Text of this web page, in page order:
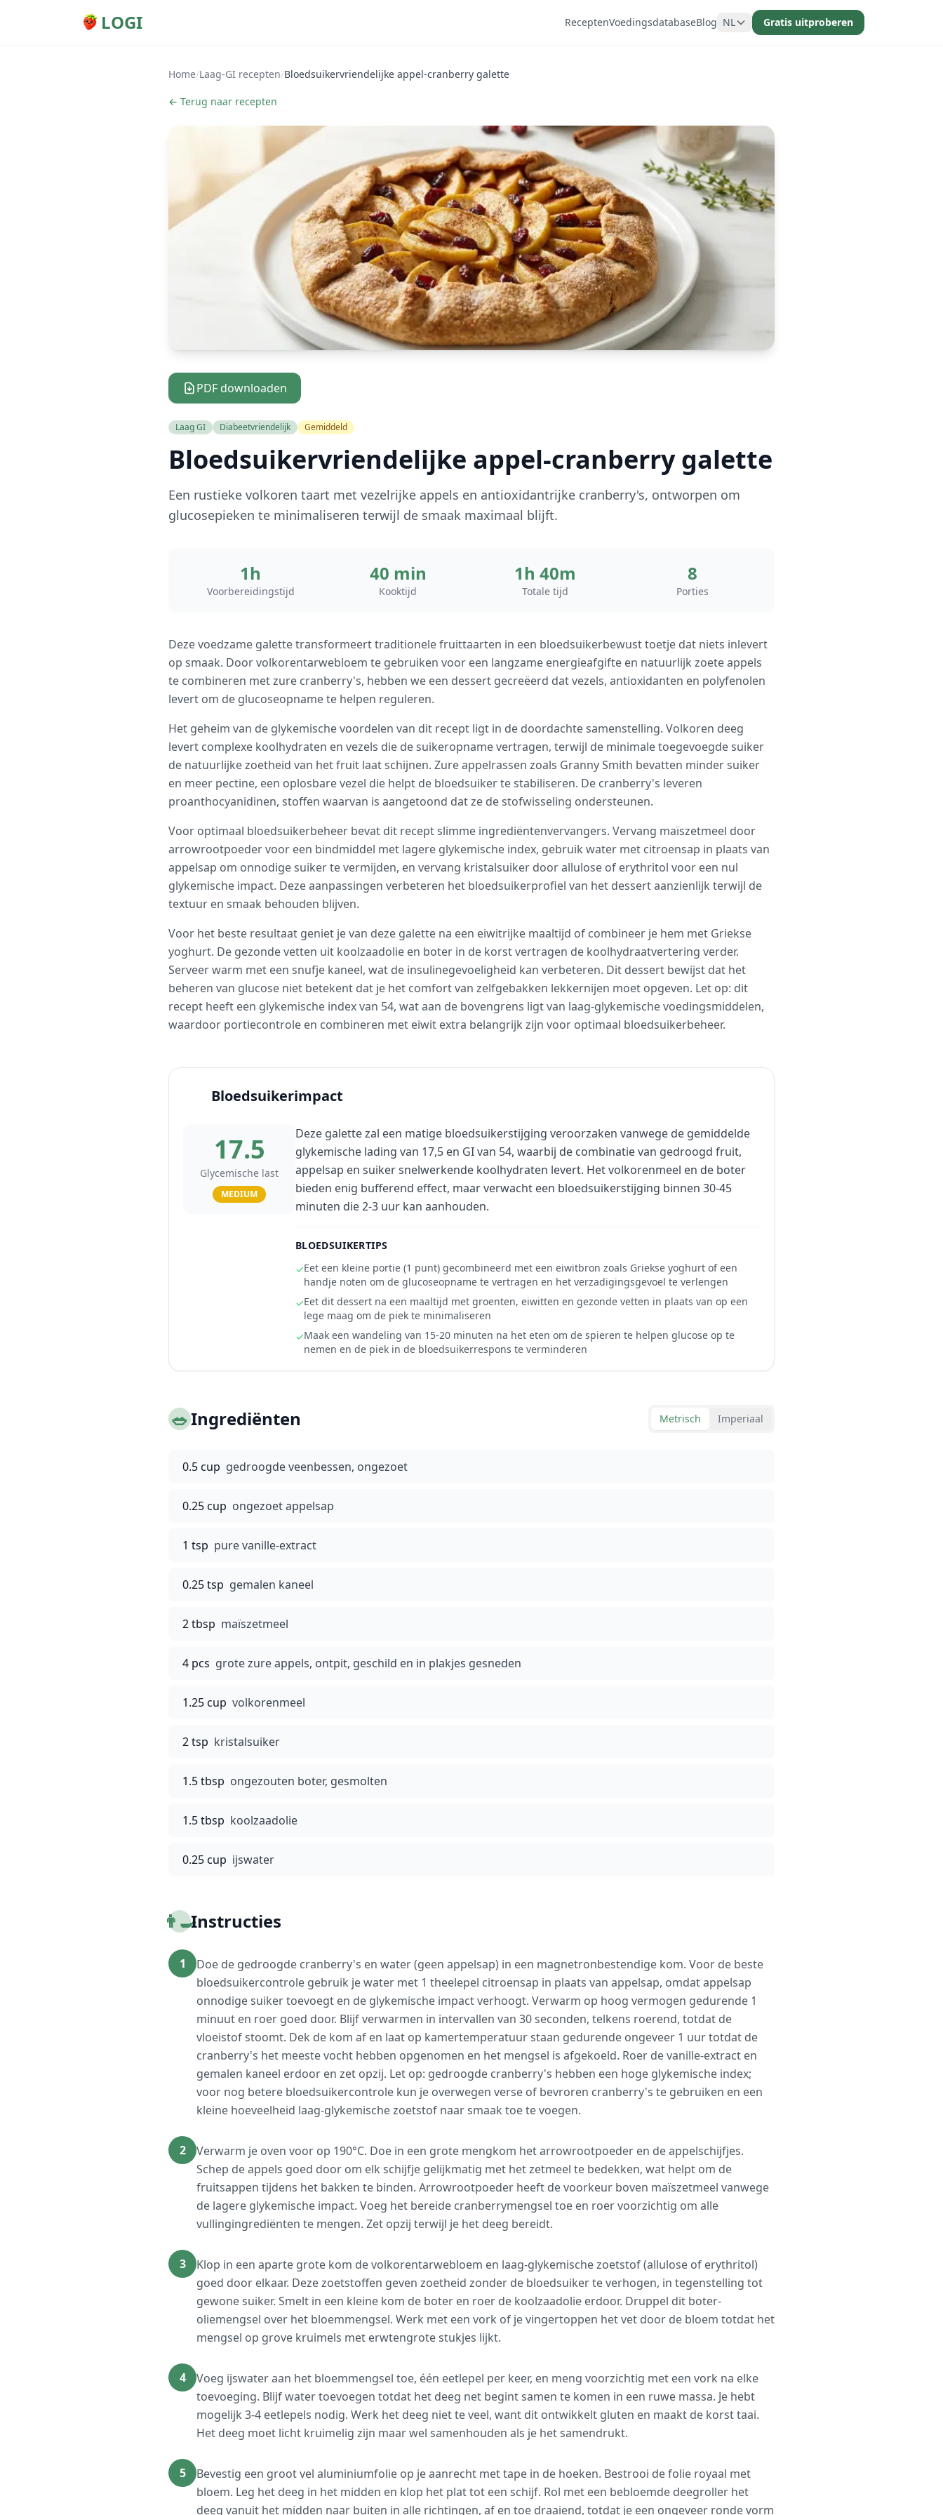
LOGI ReceptenVoedingsdatabaseBlog NL Gratis uitproberen
Home/Laag-GI recepten/Bloedsuikervriendelijke appel-cranberry galette
← Terug naar recepten
PDF downloaden
Laag GI Diabeetvriendelijk Gemiddeld
Bloedsuikervriendelijke appel-cranberry galette
Een rustieke volkoren taart met vezelrijke appels en antioxidantrijke cranberry's, ontworpen om
glucosepieken te minimaliseren terwijl de smaak maximaal blijft.
1h
Voorbereidingstijd
40 min
Kooktijd
1h 40m
Totale tijd
8
Porties
Deze voedzame galette transformeert traditionele fruittaarten in een bloedsuikerbewust toetje dat niets inlevert
op smaak. Door volkorentarwebloem te gebruiken voor een langzame energieafgifte en natuurlijk zoete appels
te combineren met zure cranberry's, hebben we een dessert gecreëerd dat vezels, antioxidanten en polyfenolen
levert om de glucoseopname te helpen reguleren.
Het geheim van de glykemische voordelen van dit recept ligt in de doordachte samenstelling. Volkoren deeg
levert complexe koolhydraten en vezels die de suikeropname vertragen, terwijl de minimale toegevoegde suiker
de natuurlijke zoetheid van het fruit laat schijnen. Zure appelrassen zoals Granny Smith bevatten minder suiker
en meer pectine, een oplosbare vezel die helpt de bloedsuiker te stabiliseren. De cranberry's leveren
proanthocyanidinen, stoffen waarvan is aangetoond dat ze de stofwisseling ondersteunen.
Voor optimaal bloedsuikerbeheer bevat dit recept slimme ingrediëntenvervangers. Vervang maïszetmeel door
arrowrootpoeder voor een bindmiddel met lagere glykemische index, gebruik water met citroensap in plaats van
appelsap om onnodige suiker te vermijden, en vervang kristalsuiker door allulose of erythritol voor een nul
glykemische impact. Deze aanpassingen verbeteren het bloedsuikerprofiel van het dessert aanzienlijk terwijl de
textuur en smaak behouden blijven.
Voor het beste resultaat geniet je van deze galette na een eiwitrijke maaltijd of combineer je hem met Griekse
yoghurt. De gezonde vetten uit koolzaadolie en boter in de korst vertragen de koolhydraatvertering verder.
Serveer warm met een snufje kaneel, wat de insulinegevoeligheid kan verbeteren. Dit dessert bewijst dat het
beheren van glucose niet betekent dat je het comfort van zelfgebakken lekkernijen moet opgeven. Let op: dit
recept heeft een glykemische index van 54, wat aan de bovengrens ligt van laag-glykemische voedingsmiddelen,
waardoor portiecontrole en combineren met eiwit extra belangrijk zijn voor optimaal bloedsuikerbeheer.
Bloedsuikerimpact
17.5
Glycemische last
MEDIUM
Deze galette zal een matige bloedsuikerstijging veroorzaken vanwege de gemiddelde
glykemische lading van 17,5 en GI van 54, waarbij de combinatie van gedroogd fruit,
appelsap en suiker snelwerkende koolhydraten levert. Het volkorenmeel en de boter
bieden enig bufferend effect, maar verwacht een bloedsuikerstijging binnen 30-45
minuten die 2-3 uur kan aanhouden.
BLOEDSUIKERTIPS
✓Eet een kleine portie (1 punt) gecombineerd met een eiwitbron zoals Griekse yoghurt of een
handje noten om de glucoseopname te vertragen en het verzadigingsgevoel te verlengen
✓Eet dit dessert na een maaltijd met groenten, eiwitten en gezonde vetten in plaats van op een
lege maag om de piek te minimaliseren
✓Maak een wandeling van 15-20 minuten na het eten om de spieren te helpen glucose op te
nemen en de piek in de bloedsuikerrespons te verminderen
🥗Ingrediënten Metrisch Imperiaal
0.5 cup gedroogde veenbessen, ongezoet
0.25 cup ongezoet appelsap
1 tsp pure vanille-extract
0.25 tsp gemalen kaneel
2 tbsp maïszetmeel
4 pcs grote zure appels, ontpit, geschild en in plakjes gesneden
1.25 cup volkorenmeel
2 tsp kristalsuiker
1.5 tbsp ongezouten boter, gesmolten
1.5 tbsp koolzaadolie
0.25 cup ijswater
👨‍🍳Instructies
1
Doe de gedroogde cranberry's en water (geen appelsap) in een magnetronbestendige kom. Voor de beste
bloedsuikercontrole gebruik je water met 1 theelepel citroensap in plaats van appelsap, omdat appelsap
onnodige suiker toevoegt en de glykemische impact verhoogt. Verwarm op hoog vermogen gedurende 1
minuut en roer goed door. Blijf verwarmen in intervallen van 30 seconden, telkens roerend, totdat de
vloeistof stoomt. Dek de kom af en laat op kamertemperatuur staan gedurende ongeveer 1 uur totdat de
cranberry's het meeste vocht hebben opgenomen en het mengsel is afgekoeld. Roer de vanille-extract en
gemalen kaneel erdoor en zet opzij. Let op: gedroogde cranberry's hebben een hoge glykemische index;
voor nog betere bloedsuikercontrole kun je overwegen verse of bevroren cranberry's te gebruiken en een
kleine hoeveelheid laag-glykemische zoetstof naar smaak toe te voegen.
2
Verwarm je oven voor op 190°C. Doe in een grote mengkom het arrowrootpoeder en de appelschijfjes.
Schep de appels goed door om elk schijfje gelijkmatig met het zetmeel te bedekken, wat helpt om de
fruitsappen tijdens het bakken te binden. Arrowrootpoeder heeft de voorkeur boven maïszetmeel vanwege
de lagere glykemische impact. Voeg het bereide cranberrymengsel toe en roer voorzichtig om alle
vullingingrediënten te mengen. Zet opzij terwijl je het deeg bereidt.
3
Klop in een aparte grote kom de volkorentarwebloem en laag-glykemische zoetstof (allulose of erythritol)
goed door elkaar. Deze zoetstoffen geven zoetheid zonder de bloedsuiker te verhogen, in tegenstelling tot
gewone suiker. Smelt in een kleine kom de boter en roer de koolzaadolie erdoor. Druppel dit boter-
oliemengsel over het bloemmengsel. Werk met een vork of je vingertoppen het vet door de bloem totdat het
mengsel op grove kruimels met erwtengrote stukjes lijkt.
4
Voeg ijswater aan het bloemmengsel toe, één eetlepel per keer, en meng voorzichtig met een vork na elke
toevoeging. Blijf water toevoegen totdat het deeg net begint samen te komen in een ruwe massa. Je hebt
mogelijk 3-4 eetlepels nodig. Werk het deeg niet te veel, want dit ontwikkelt gluten en maakt de korst taai.
Het deeg moet licht kruimelig zijn maar wel samenhouden als je het samendrukt.
5
Bevestig een groot vel aluminiumfolie op je aanrecht met tape in de hoeken. Bestrooi de folie royaal met
bloem. Leg het deeg in het midden en klop het plat tot een schijf. Rol met een bebloemde deegroller het
deeg vanuit het midden naar buiten in alle richtingen, af en toe draaiend, totdat je een ongeveer ronde vorm